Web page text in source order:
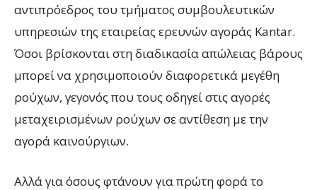
αντιπρόεδρος του τμήματος συμβουλευτικών
υπηρεσιών της εταιρείας ερευνών αγοράς Kantar.
Όσοι βρίσκονται στη διαδικασία απώλειας βάρους
μπορεί να χρησιμοποιούν διαφορετικά μεγέθη
ρούχων, γεγονός που τους οδηγεί στις αγορές
μεταχειρισμένων ρούχων σε αντίθεση με την
αγορά καινούργιων.
Αλλά για όσους φτάνουν για πρώτη φορά το